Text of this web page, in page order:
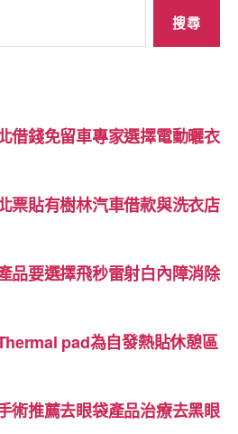
借錢免留車專家選擇電動曬衣
票貼有樹林汽車借款與洗衣店
品要選擇飛秒雷射白內障消除
pad為自發熱貼休憩區
術推薦去眼袋產品治療去黑眼